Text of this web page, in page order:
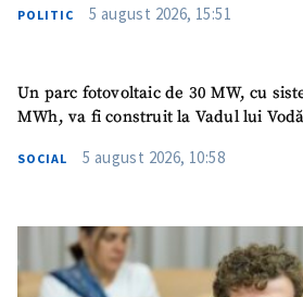
POLITIC 5 august 2026, 15:51
Un parc fotovoltaic de 30 MW, cu
MWh, va fi construit la Vadul lui Vodă
SOCIAL 5 august 2026, 10:58
confidențialitate.